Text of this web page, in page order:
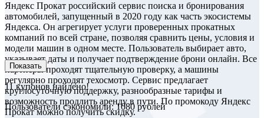
Яндекс Прокат российский сервис поиска и бронирования
автомобилей, запущенный в 2020 году как часть экосистемы
Яндекса. Он агрегирует услуги проверенных прокатных
компаний по всей стране, позволяя сравнить цены, условия и
модели машин в одном месте. Пользователь выбирает авто,
указывает даты и получает подтверждение брони онлайн. Все
партнёры проходят тщательную проверку, а машины
регулярно проходят техосмотр. Сервис предлагает
круглосуточную поддержку, разнообразные тарифы и
возможность продлить аренду в пути. По промокоду Яндекс
Прокат можно получить скидку.
Показать
11купонов найдено!
Пользователи сэкономили: 1080 рублей